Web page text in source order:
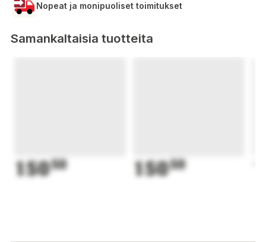
Nopeat ja monipuoliset toimitukset
Samankaltaisia tuotteita
15050 15050